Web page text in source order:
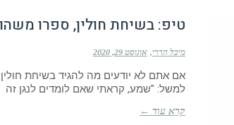
טיפ: בשיחת חולין, ספרו
מיכל הררי אוגוסט 29, 2020
אם אתם לא יודעים מה להגיד בשיחת
למשל: "שמע, קראתי שאם לומדים לנגן זה
קרא עוד ←